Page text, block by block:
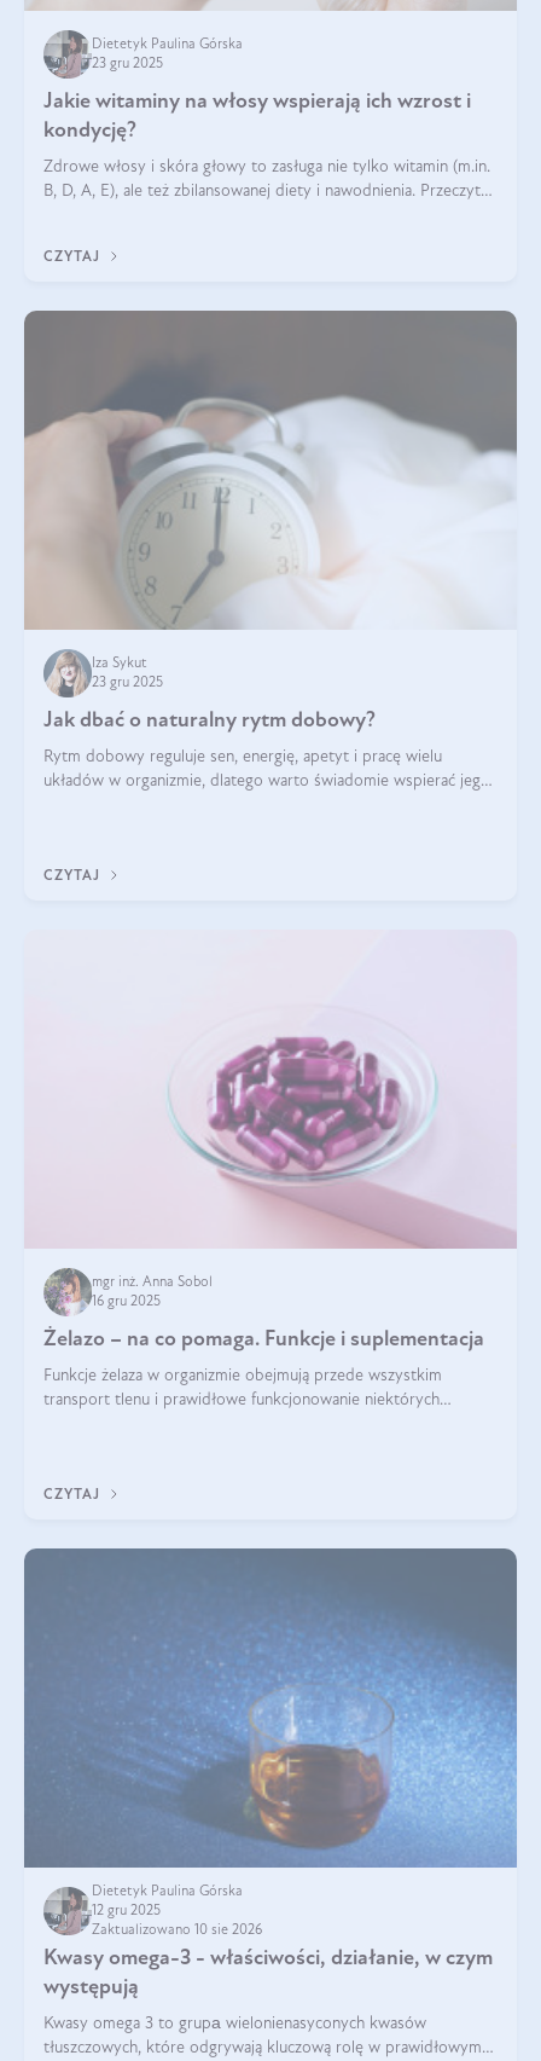
Dietetyk Paulina Górska
23 gru 2025
Jakie witaminy na włosy wspierają ich wzrost i
kondycję?
Zdrowe włosy i skóra głowy to zasługa nie tylko witamin (m.in.
B, D, A, E), ale też zbilansowanej diety i nawodnienia. Przeczytaj
CZYTAJ
Iza Sykut
23 gru 2025
Jak dbać o naturalny rytm dobowy?
Rytm dobowy reguluje sen, energię, apetyt i pracę wielu
układów w organizmie, dlatego warto świadomie wspierać jego
CZYTAJ
mgr inż. Anna Sobol
16 gru 2025
Żelazo – na co pomaga. Funkcje i suplementacja
Funkcje żelaza w organizmie obejmują przede wszystkim
transport tlenu i prawidłowe funkcjonowanie niektórych
CZYTAJ
Dietetyk Paulina Górska
12 gru 2025
Zaktualizowano 10 sie 2026
Kwasy omega-3 - właściwości, działanie, w czym
występują
Kwasy omega 3 to grupа wielonienasyconych kwasów
tłuszczowych, które odgrywają kluczową rolę w prawidłowym